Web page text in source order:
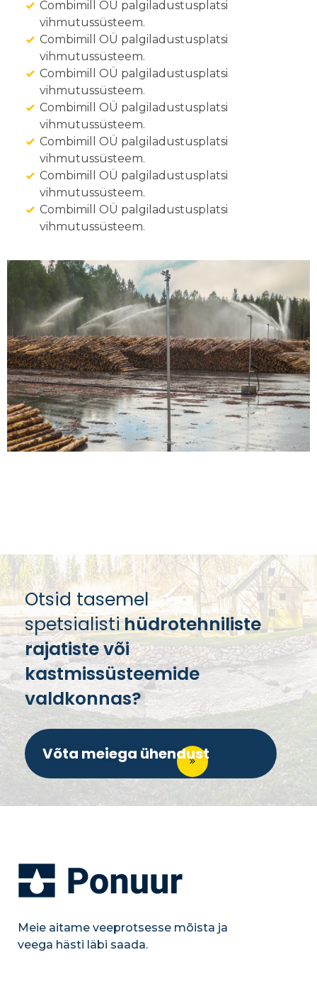
Combimill OÜ palgiladustusplatsi
vihmutussüsteem.
Combimill OÜ palgiladustusplatsi
vihmutussüsteem.
Combimill OÜ palgiladustusplatsi
vihmutussüsteem.
Combimill OÜ palgiladustusplatsi
vihmutussüsteem.
Combimill OÜ palgiladustusplatsi
vihmutussüsteem.
Combimill OÜ palgiladustusplatsi
vihmutussüsteem.
Combimill OÜ palgiladustusplatsi
vihmutussüsteem.
Otsid tasemel
spetsialistihüdrotehniliste
rajatiste või
kastmissüsteemide
valdkonnas?
Võta meiega ühendust
Meie aitame veeprotsesse mõista ja
veega hästi läbi saada.